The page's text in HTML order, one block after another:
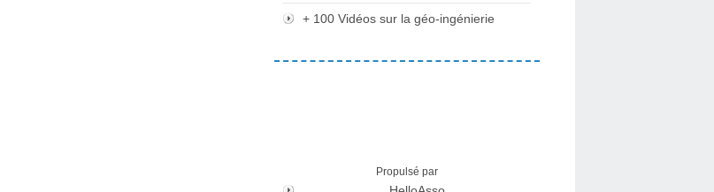
+ 100 Vidéos sur la géo-ingénierie
Propulsé par